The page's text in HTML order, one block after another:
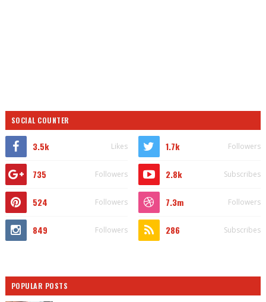
SOCIAL COUNTER
3.5k Likes 1.7k Followers
735 Followers 2.8k Subscribes
524 Followers 7.3m Followers
849 Followers 286 Subscribes
POPULAR POSTS